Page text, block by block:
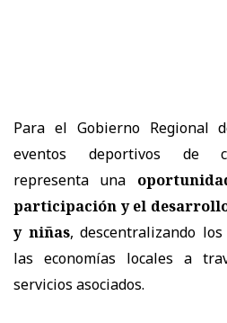
Para el Gobierno Regional
eventos deportivos de
representa una
participación y el
y niñas, descentralizando
las economías locales a
servicios asociados.